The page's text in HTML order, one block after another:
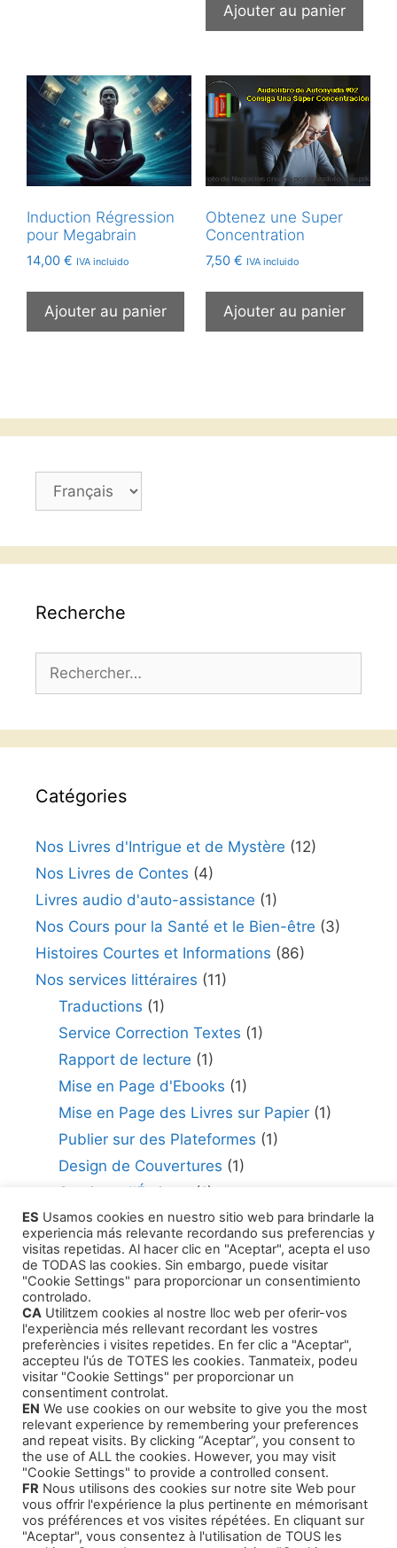
Ajouter au panier
Induction Régression
pour Megabrain
14,00 € IVA incluido
Ajouter au panier
Obtenez une Super
Concentration
7,50 € IVA incluido
Ajouter au panier
Choisir
Recherche
Catégories
Nos Livres d'Intrigue et de Mystère (12)
Nos Livres de Contes (4)
Livres audio d'auto-assistance (1)
Nos Cours pour la Santé et le Bien-être (3)
Histoires Courtes et Informations (86)
Nos services littéraires (11)
Traductions (1)
Service Correction Textes (1)
Rapport de lecture (1)
Mise en Page d'Ebooks (1)
Mise en Page des Livres sur Papier(1)
Publier sur des Plateformes (1)
Design de Couvertures (1)
Services d'Écriture
(1)
Consultant en édition(1)
Comment Publier Votre Travail(1)
Agents Littéraires (1)
Produits
Cours de formation
Livres audio - Auto-assistance
Intrigue et Narration
Histoires pour Enfants
ES Usamos cookies en nuestro sitio web para brindarle la
experiencia más relevante recordando sus preferencias y
visitas repetidas. Al hacer clic en "Aceptar", acepta el uso
de TODAS las cookies. Sin embargo, puede visitar
"Cookie Settings" para proporcionar un consentimiento
controlado.
CA Utilitzem cookies al nostre lloc web per oferir-vos
l'experiència més rellevant recordant les vostres
preferències i visites repetides. En fer clic a "Aceptar",
accepteu l'ús de TOTES les cookies. Tanmateix, podeu
visitar "Cookie Settings" per proporcionar un
consentiment controlat.
EN We use cookies on our website to give you the most
relevant experience by remembering your preferences
and repeat visits. By clicking “Aceptar”, you consent to
the use of ALL the cookies. However, you may visit
"Cookie Settings" to provide a controlled consent.
FR Nous utilisons des cookies sur notre site Web pour
vous offrir l'expérience la plus pertinente en mémorisant
vos préférences et vos visites répétées. En cliquant sur
"Aceptar", vous consentez à l'utilisation de TOUS les